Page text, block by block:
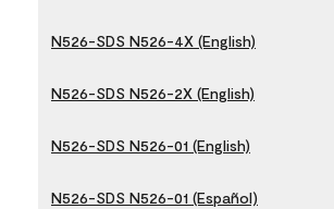
N526-SDS N526-4X (English)
N526-SDS N526-2X (English)
N526-SDS N526-01 (English)
N526-SDS N526-01 (Español)